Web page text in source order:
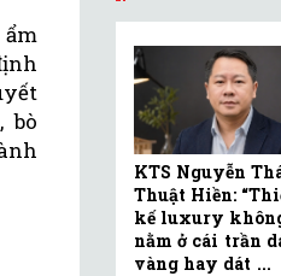
bò
KTS Nguyễn
Thuật Hiền:
kế luxury
nằm ở cái trần
vàng hay dát ...